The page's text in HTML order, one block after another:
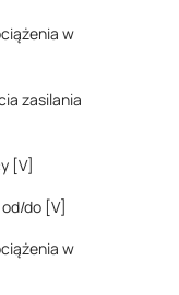
w
zasilania
[V]
do [V]
w